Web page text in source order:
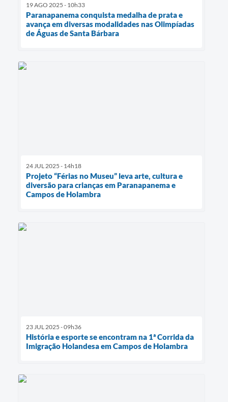
19 AGO 2025 - 10h33
Paranapanema conquista medalha de prata e
avança em diversas modalidades nas Olimpíadas
de Águas de Santa Bárbara
24 JUL 2025 - 14h18
Projeto “Férias no Museu” leva arte, cultura e
diversão para crianças em Paranapanema e
Campos de Holambra
23 JUL 2025 - 09h36
História e esporte se encontram na 1ª Corrida da
Imigração Holandesa em Campos de Holambra